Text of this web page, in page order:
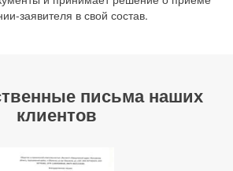
заявителя в свой состав.
письма наших
клиентов